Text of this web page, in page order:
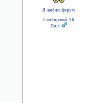
Я люблю форум
Сообщений: 96
Пол: